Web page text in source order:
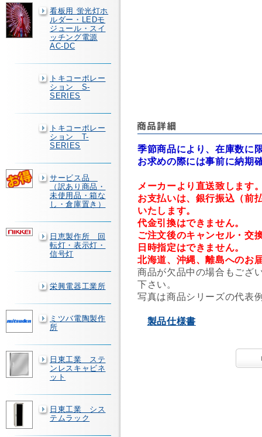
看板用 蛍光灯ホ
ルダー・LEDモ
ジュール・スイ
ッチング電源
AC-DC
トキコーポレー
ション S-
SERIES
トキコーポレー
ション T-
SERIES
サービス品
（訳あり商品・
未使用品・箱な
し・倉庫置き）
日恵製作所 回
転灯・表示灯・
信号灯
栄興電器工業所
ミツバ電陶製作
所
日東工業 ステ
ンレスキャビネ
ット
日東工業 シス
テムラック
季節商品により、在庫数に
お求めの際には事前に納期
メーカーより直送致します
お支払いは、銀行振込（前
いたします。
代金引換はできません。
ご注文後のキャンセル・交
日時指定はできません。
北海道、沖縄、離島へのお
商品が欠品中の場合もござ
下さい。
写真は商品シリーズの代表
製品仕様書